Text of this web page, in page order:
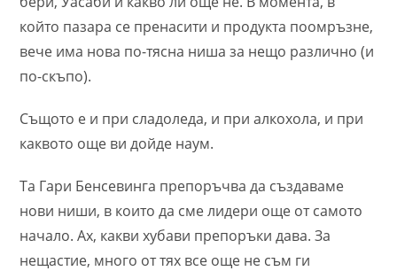
който пазара се пренасити и продукта поомръзне,
вече има нова по-тясна ниша за нещо различно (и
по-скъпо).
Същото е и при сладоледа, и при алкохола, и при
каквото още ви дойде наум.
Та Гари Бенсевинга препоръчва да създаваме
нови ниши, в които да сме лидери още от самото
начало. Ах, какви хубави препоръки дава. За
нещастие, много от тях все още не съм ги